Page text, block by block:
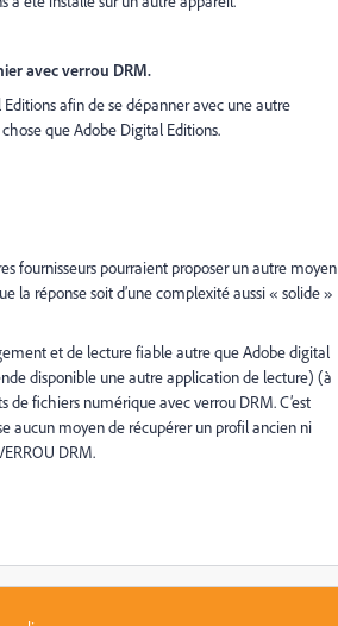
avec verrou DRM.
afin de se dépanner avec une autre
que Adobe Digital Editions.
fournisseurs pourraient proposer un autre moyen
la réponse soit d’une complexité aussi « solide »
et de lecture fiable autre que Adobe digital
disponible une autre application de lecture) (à
fichiers numérique avec verrou DRM. C’est
aucun moyen de récupérer un profil ancien ni
DRM.